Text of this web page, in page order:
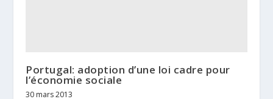
Portugal: adoption d’une loi cadre pour
l’économie sociale
30 mars 2013